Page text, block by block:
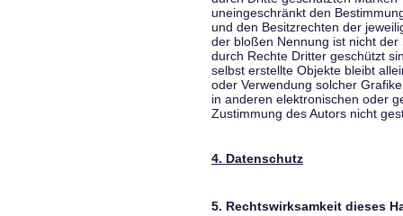
uneingeschränkt den
und den Besitzrechten der
der bloßen Nennung ist nicht
durch Rechte Dritter geschützt
selbst erstellte Objekte bleibt
oder Verwendung solcher
in anderen elektronischen oder
Zustimmung des Autors nicht
4. Datenschutz
5. Rechtswirksamkeit dieses